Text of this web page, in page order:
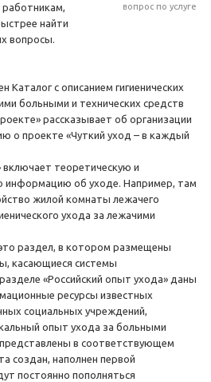
вопрос по услуге
найти
вопросы.
с описанием гигиенических
больными и технических средств
рассказывает об организации
о проекте «Чуткий уход – в каждый
включает теоретическую и
информацию об уходе. Например, там
жилой комнаты лежачего
ухода за лежачими
раздел, в котором размещены
касающиеся системы
«Российский опыт ухода» даны
ресурсы известных
социальных учреждений,
опыт ухода за больными
в соответствующем
создан, наполнен первой
постоянно пополняться